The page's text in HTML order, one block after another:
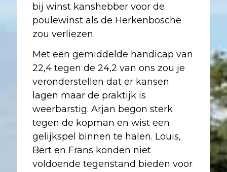
bij winst kanshebber voor de
poulewinst als de Herkenbosche
zou verliezen.
Met een gemiddelde handicap van
22,4 tegen de 24,2 van ons zou je
veronderstellen dat er kansen
lagen maar de praktijk is
weerbarstig. Arjan begon sterk
tegen de kopman en wist een
gelijkspel binnen te halen. Louis,
Bert en Frans konden niet
voldoende tegenstand bieden voor